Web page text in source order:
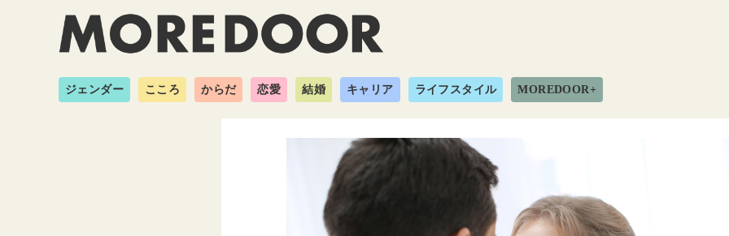
ジェンダー こころ からだ 恋愛 結婚 キャリア ライフスタイル MOREDOOR+